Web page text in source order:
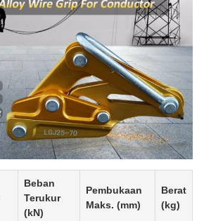
Beban
Terukur
(kN)
Pembukaan
Maks. (mm)
Berat
(kg)